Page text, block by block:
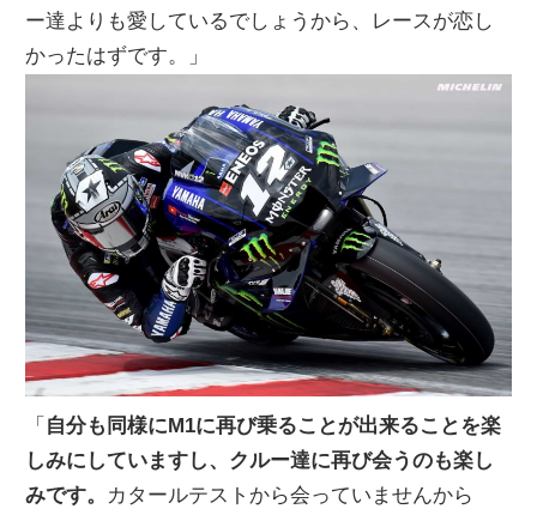
ー達よりも愛しているでしょうから、レースが恋し
かったはずです。」
「 自分も同様にM1に再び乗ることが出来ることを楽
しみにしていますし、クルー達に再び会うのも楽し
みです。 カタールテストから会っていませんから